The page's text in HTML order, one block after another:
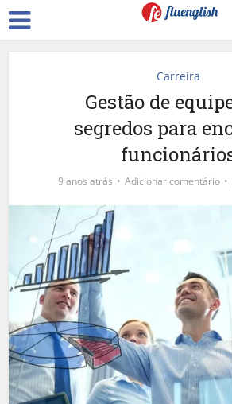
Carreira
Gestão de
segredos para
9 anos atrás Adicionar comentário